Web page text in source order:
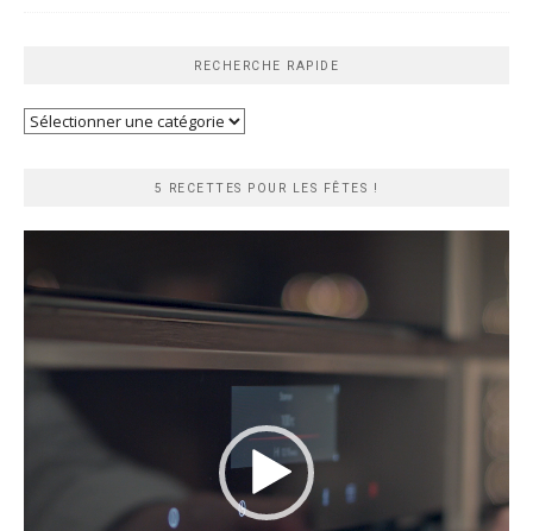
RECHERCHE RAPIDE
Recherche
5 RECETTES POUR LES FÊTES !